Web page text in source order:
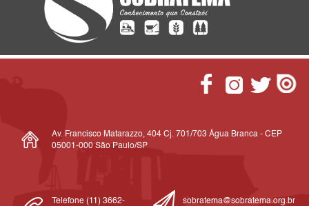
Av. Francisco Matarazzo, 404 Cj. 701/703 Água Branca - CEP
05001-000 São Paulo/SP
Telefone (11) 3662- sobratema@sobratema.org.br